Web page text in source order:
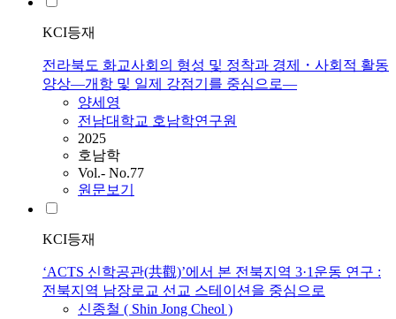
KCI등재
전라북도 화교사회의 형성 및 정착과 경제・사회적 활동
양상―개항 및 일제 강점기를 중심으로―
양세영
전남대학교 호남학연구원
2025
호남학
Vol.- No.77
원문보기
KCI등재
‘ACTS 신학공관(共觀)’에서 본 전북지역 3·1운동 연구 :
전북지역 남장로교 선교 스테이션을 중심으로
신종철 ( Shin Jong Cheol )